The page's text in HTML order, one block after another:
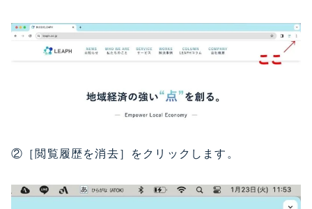
②［閲覧履歴を消去］をクリックします。